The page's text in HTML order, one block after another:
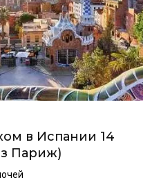
в Испании 14
Париж)